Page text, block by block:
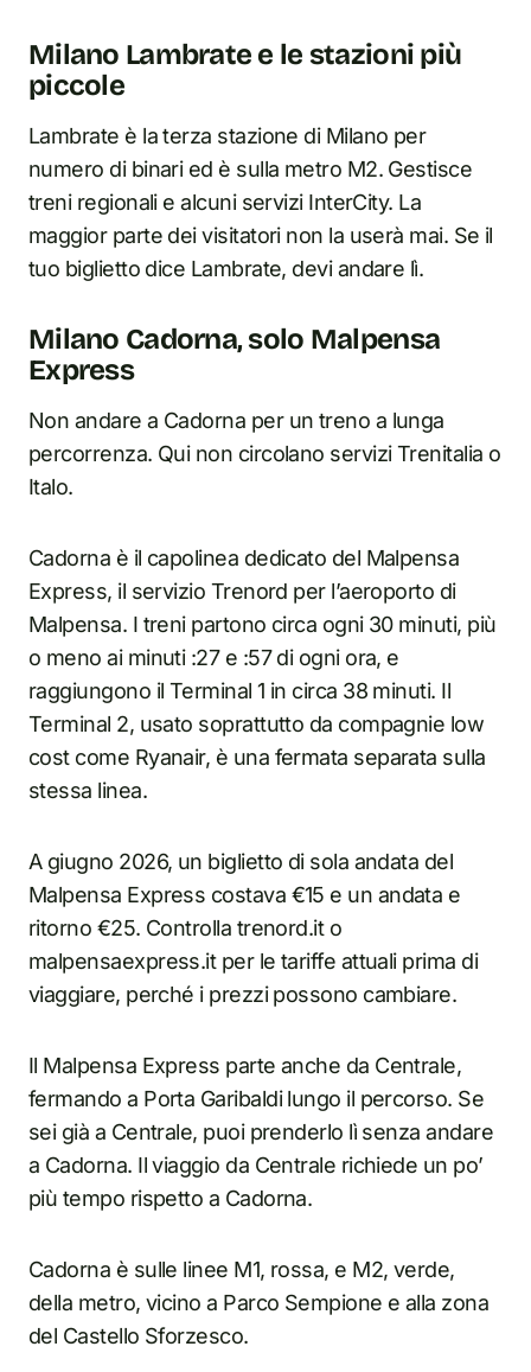
Milano Lambrate e le stazioni più
piccole
Lambrate è la terza stazione di Milano per
numero di binari ed è sulla metro M2. Gestisce
treni regionali e alcuni servizi InterCity. La
maggior parte dei visitatori non la userà mai. Se il
tuo biglietto dice Lambrate, devi andare lì.
Milano Cadorna, solo Malpensa
Express
Non andare a Cadorna per un treno a lunga
percorrenza. Qui non circolano servizi Trenitalia o
Italo.
Cadorna è il capolinea dedicato del Malpensa
Express, il servizio Trenord per l’aeroporto di
Malpensa. I treni partono circa ogni 30 minuti, più
o meno ai minuti :27 e :57 di ogni ora, e
raggiungono il Terminal 1 in circa 38 minuti. Il
Terminal 2, usato soprattutto da compagnie low
cost come Ryanair, è una fermata separata sulla
stessa linea.
A giugno 2026, un biglietto di sola andata del
Malpensa Express costava €15 e un andata e
ritorno €25. Controlla trenord.it o
malpensaexpress.it per le tariffe attuali prima di
viaggiare, perché i prezzi possono cambiare.
Il Malpensa Express parte anche da Centrale,
fermando a Porta Garibaldi lungo il percorso. Se
sei già a Centrale, puoi prenderlo lì senza andare
a Cadorna. Il viaggio da Centrale richiede un po’
più tempo rispetto a Cadorna.
Cadorna è sulle linee M1, rossa, e M2, verde,
della metro, vicino a Parco Sempione e alla zona
del Castello Sforzesco.